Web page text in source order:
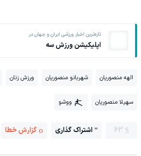
تازه‌ترین اخبار ورزشی ایران و جهان در
اپلیکیشن ورزش سه
الهه منصوریان شهربانو منصوریان ورزش زنان
سهیلا منصوریان ووشو
63 اشتراک گذاری گزارش خطا